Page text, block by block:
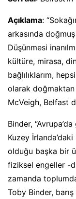
Açıklama:
arkasında
Düşünmesi
kültüre, mirasa,
bağlılıklarım,
olarak doğmaktan
McVeigh, Belfast
Binder,
Kuzey
olduğu başka bir
fiziksel engeller -
zamanda
Toby Binder,